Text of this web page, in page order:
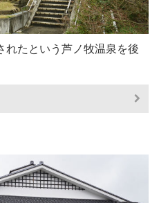
れたという芦ノ牧温泉を後